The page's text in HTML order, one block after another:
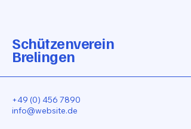
Schützenverein
Brelingen
+49 (0) 456 7890
info@website.de